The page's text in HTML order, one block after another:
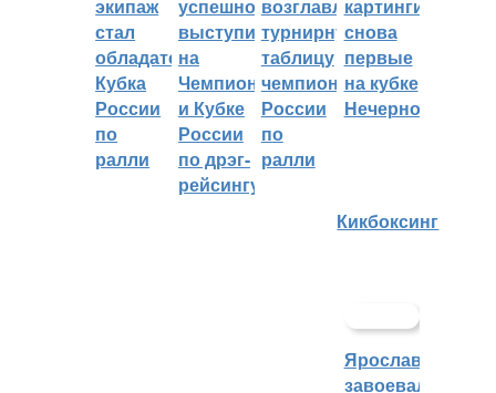
экипаж
стал
обладателем
Кубка
России
по
ралли
успешно
выступили
на
Чемпионате
и Кубке
России
по дрэг-
рейсингу
возглавляют
турнирную
таблицу
чемпионата
России
по
ралли
картингисты
снова
первые
на кубке
Нечерноземья
Кикбоксинг
Ярославцы
завоевали